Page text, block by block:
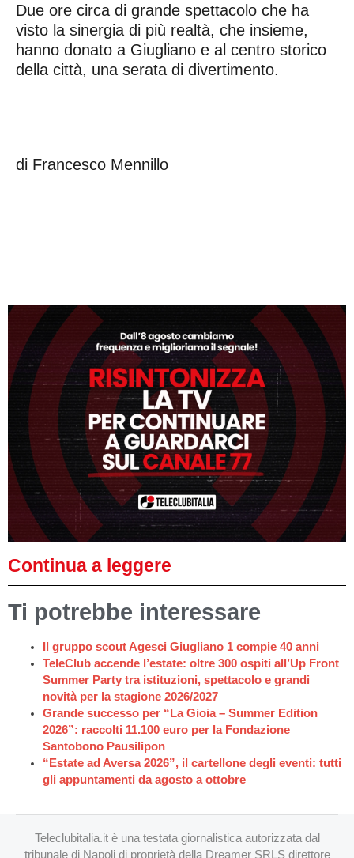
Due ore circa di grande spettacolo che ha
visto la sinergia di più realtà, che insieme,
hanno donato a Giugliano e al centro storico
della città, una serata di divertimento.
di Francesco Mennillo
Continua a leggere
Ti potrebbe interessare
Il gruppo scout Agesci Giugliano 1 compie 40 anni
TeleClub accende l’estate: oltre 300 ospiti all’Up Front
Summer Party tra istituzioni, spettacolo e grandi
novità per la stagione 2026/2027
Grande successo per “La Gioia – Summer Edition
2026”: raccolti 11.100 euro per la Fondazione
Santobono Pausilipon
“Estate ad Aversa 2026”, il cartellone degli eventi: tutti
gli appuntamenti da agosto a ottobre
Teleclubitalia.it è una testata giornalistica autorizzata dal
tribunale di Napoli di proprietà della Dreamer SRLS direttore